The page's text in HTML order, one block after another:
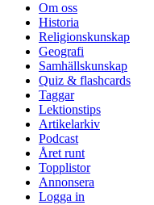
Om oss
Historia
Religionskunskap
Geografi
Samhällskunskap
Quiz & flashcards
Taggar
Lektionstips
Artikelarkiv
Podcast
Året runt
Topplistor
Annonsera
Logga in